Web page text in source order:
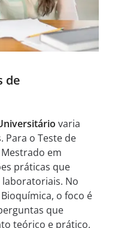
de
varia
o Teste de
em
práticas que
No
o foco é
que
teórico e prático.